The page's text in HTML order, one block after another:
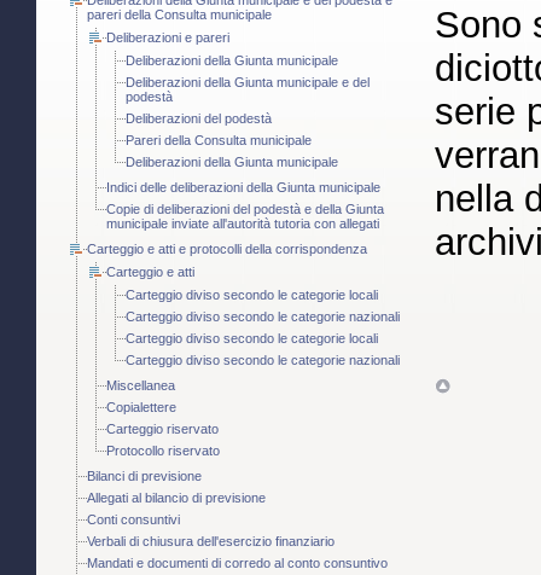
pareri della Consulta municipale
Deliberazioni e pareri
Deliberazioni della Giunta municipale
Deliberazioni della Giunta municipale e del
podestà
Deliberazioni del podestà
Pareri della Consulta municipale
Deliberazioni della Giunta municipale
Indici delle deliberazioni della Giunta municipale
Copie di deliberazioni del podestà e della Giunta
municipale inviate all'autorità tutoria con allegati
Carteggio e atti e protocolli della corrispondenza
Carteggio e atti
Carteggio diviso secondo le categorie locali
Carteggio diviso secondo le categorie nazionali
Carteggio diviso secondo le categorie locali
Carteggio diviso secondo le categorie nazionali
Miscellanea
Copialettere
Carteggio riservato
Protocollo riservato
Bilanci di previsione
Allegati al bilancio di previsione
Conti consuntivi
Verbali di chiusura dell'esercizio finanziario
Mandati e documenti di corredo al conto consuntivo
Sono
serie
nella